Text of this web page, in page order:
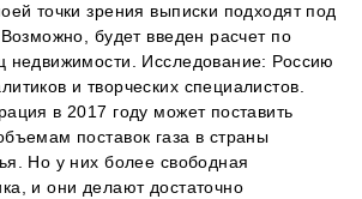
точки зрения выписки подходят под
будет введен расчет по
недвижимости. Исследование: Россию
и творческих специалистов.
в 2017 году может поставить
поставок газа в страны
Но у них более свободная
и они делают достаточно